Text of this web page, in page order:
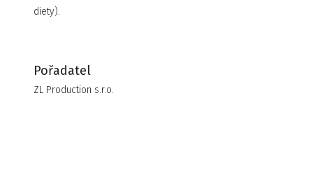
diety).
Pořadatel
ZL Production s.r.o.